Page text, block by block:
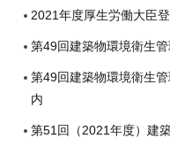
2021年度厚生労働大臣
第49回建築物環境衛生
第49回建築物環境衛生
内
第51回（2021年度）建